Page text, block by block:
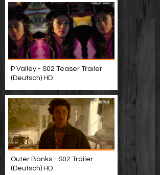
P Valley - S02 Teaser Trailer
(Deutsch) HD
Outer Banks - S02 Trailer
(Deutsch) HD